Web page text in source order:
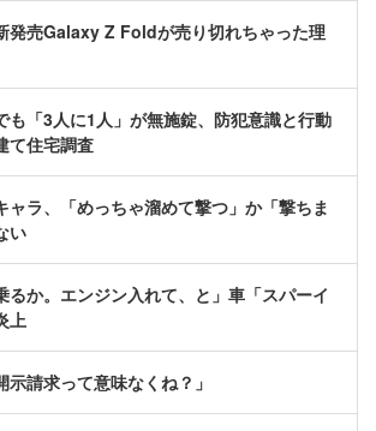
発売Galaxy Z Foldが売り切れちゃった理
も「3人に1人」が無施錠、防犯意識と行動
住宅調査
ャラ、「めっちゃ溜めて撃つ」か「撃ちま
い
るか。エンジン入れて、と」車「スパーイ
上
示請求って意味なくね？」